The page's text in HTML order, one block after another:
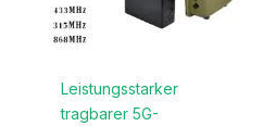
Leistungsstarker
tragbarer 5G-